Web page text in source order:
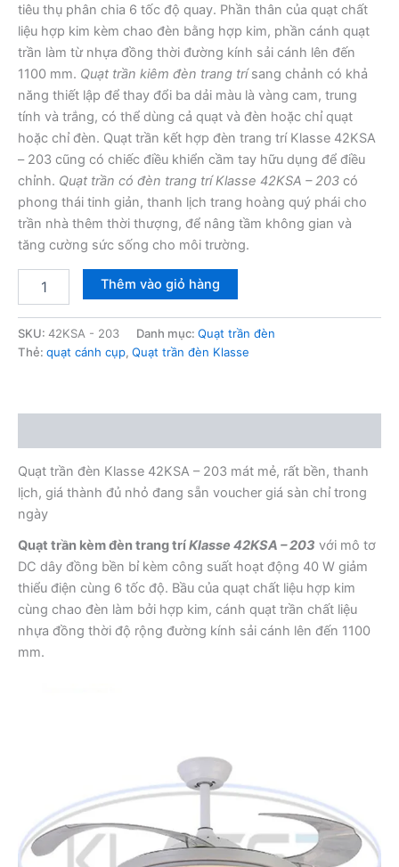
tiêu thụ phân chia 6 tốc độ quay. Phần thân của quạt chất
liệu hợp kim kèm chao đèn bằng hợp kim, phần cánh quạt
trần làm từ nhựa đồng thời đường kính sải cánh lên đến
1100 mm. Quạt trần kiêm đèn trang trísang chảnh có khả
năng thiết lập để thay đổi ba dải màu là vàng cam, trung
tính và trắng, có thể dùng cả quạt và đèn hoặc chỉ quạt
hoặc chỉ đèn. Quạt trần kết hợp đèn trang trí Klasse 42KSA
– 203 cũng có chiếc điều khiển cầm tay hữu dụng để điều
chỉnh. Quạt trần có đèn trang trí Klasse 42KSA – 203 có
phong thái tinh giản, thanh lịch trang hoàng quý phái cho
trần nhà thêm thời thượng, để nâng tầm không gian và
tăng cường sức sống cho môi trường.
Klasse
42KSA
Thêm vào giỏ hàng
SKU: 42KSA - 203 Danh mục: Quạt trần đèn
Thẻ: quạt cánh cụp, Quạt trần đèn Klasse
Quạt trần đèn Klasse 42KSA – 203 mát mẻ, rất bền, thanh
lịch, giá thành đủ nhỏ đang sẵn voucher giá sàn chỉ trong
ngày
Quạt trần kèm đèn trang tríKlasse 42KSA – 203 với mô tơ
DC dây đồng bền bỉ kèm công suất hoạt động 40 W giảm
thiểu điện cùng 6 tốc độ. Bầu của quạt chất liệu hợp kim
cùng chao đèn làm bởi hợp kim, cánh quạt trần chất liệu
nhựa đồng thời độ rộng đường kính sải cánh lên đến 1100
mm.